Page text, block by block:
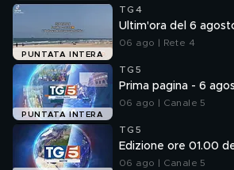
PUNTATA INTERA
TG4
Ultim'ora del 6
06 ago | Rete 4
PUNTATA INTERA
TG5
Prima pagina - 6
06 ago | Canale 5
TG5
Edizione ore 01.00
06 ago | Canale 5